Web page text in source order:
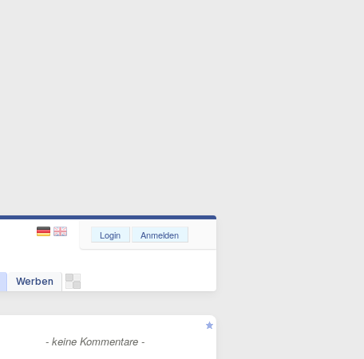
Werben
Login Anmelden
- keine Kommentare -